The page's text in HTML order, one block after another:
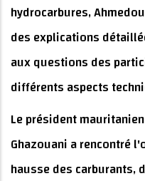
hydrocarbures,
des explications
aux questions des
différents aspects
Le président
Ghazouani a rencontré
hausse des carburants,